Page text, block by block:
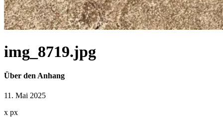
img_8719.jpg
Über den Anhang
11. Mai 2025
x px